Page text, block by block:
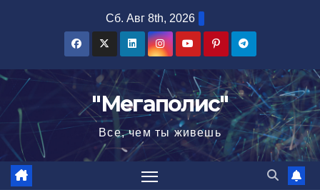
Сб. Авг 8th, 2026
"Мегаполис"
Все, чем ты живешь